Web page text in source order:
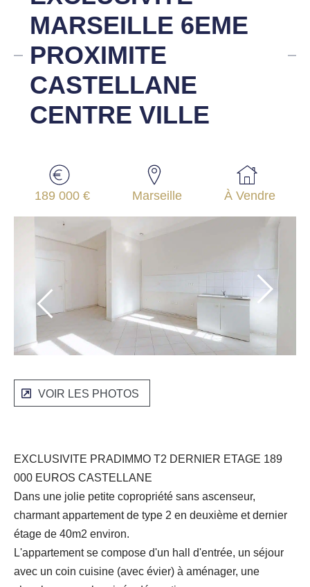
MARSEILLE 6EME
PROXIMITE
CASTELLANE
CENTRE VILLE
189 000 € Marseille À Vendre
VOIR LES PHOTOS
EXCLUSIVITE PRADIMMO T2 DERNIER ETAGE 189
000 EUROS CASTELLANE
Dans une jolie petite copropriété sans ascenseur,
charmant appartement de type 2 en deuxième et dernier
étage de 40m2 environ.
L'appartement se compose d'un hall d'entrée, un séjour
avec un coin cuisine (avec évier) à aménager, une